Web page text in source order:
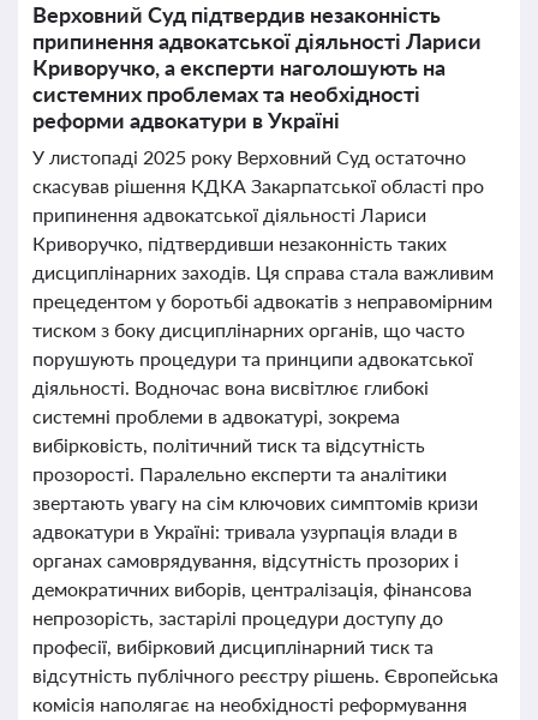
Верховний Суд підтвердив незаконність
припинення адвокатської діяльності Лариси
Криворучко, а експерти наголошують на
системних проблемах та необхідності
реформи адвокатури в Україні
У листопаді 2025 року Верховний Суд остаточно
скасував рішення КДКА Закарпатської області про
припинення адвокатської діяльності Лариси
Криворучко, підтвердивши незаконність таких
дисциплінарних заходів. Ця справа стала важливим
прецедентом у боротьбі адвокатів з неправомірним
тиском з боку дисциплінарних органів, що часто
порушують процедури та принципи адвокатської
діяльності. Водночас вона висвітлює глибокі
системні проблеми в адвокатурі, зокрема
вибірковість, політичний тиск та відсутність
прозорості. Паралельно експерти та аналітики
звертають увагу на сім ключових симптомів кризи
адвокатури в Україні: тривала узурпація влади в
органах самоврядування, відсутність прозорих і
демократичних виборів, централізація, фінансова
непрозорість, застарілі процедури доступу до
професії, вибірковий дисциплінарний тиск та
відсутність публічного реєстру рішень. Європейська
комісія наполягає на необхідності реформування